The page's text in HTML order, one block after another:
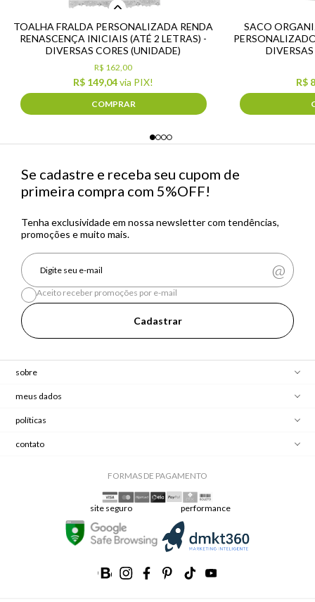
TOALHA FRALDA PERSONALIZADA RENDA
RENASCENÇA INICIAIS (ATÉ 2 LETRAS) -
DIVERSAS CORES (UNIDADE)
R$ 149,04via PIX!
R$ 162,00
COMPRAR
SACO
R$
Se cadastre e receba seu cupom de
primeira compra com 5%OFF!
Tenha exclusividade em nossa newsletter com tendências,
promoções e muito mais.
Cadastrar
Aceito receber promoções por e-mail
sobre
meus dados
políticas
contato
FORMAS DE PAGAMENTO
site seguro performance